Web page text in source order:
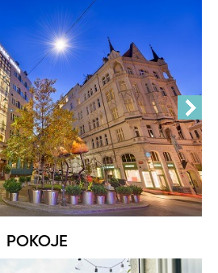
POKOJE